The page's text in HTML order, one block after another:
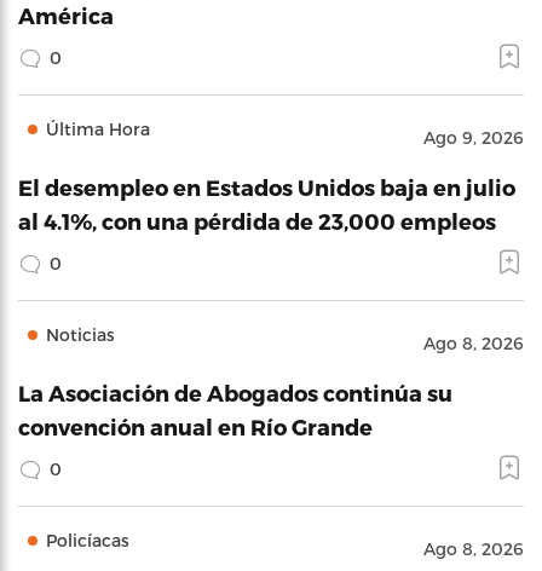
América
0
Última Hora Ago 9, 2026
El desempleo en Estados Unidos baja en julio
al 4.1%, con una pérdida de 23,000 empleos
0
Noticias Ago 8, 2026
La Asociación de Abogados continúa su
convención anual en Río Grande
0
Policíacas Ago 8, 2026